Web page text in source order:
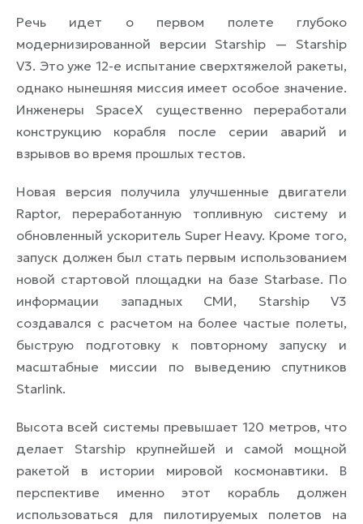
Речь идет о первом полете глубоко
модернизированной версии Starship — Starship
V3. Это уже 12-е испытание сверхтяжелой ракеты,
однако нынешняя миссия имеет особое значение.
Инженеры SpaceX существенно переработали
конструкцию корабля после серии аварий и
взрывов во время прошлых тестов.
Новая версия получила улучшенные двигатели
Raptor, переработанную топливную систему и
обновленный ускоритель Super Heavy. Кроме того,
запуск должен был стать первым использованием
новой стартовой площадки на базе Starbase. По
информации западных СМИ, Starship V3
создавался с расчетом на более частые полеты,
быструю подготовку к повторному запуску и
масштабные миссии по выведению спутников
Starlink.
Высота всей системы превышает 120 метров, что
делает Starship крупнейшей и самой мощной
ракетой в истории мировой космонавтики. В
перспективе именно этот корабль должен
использоваться для пилотируемых полетов на